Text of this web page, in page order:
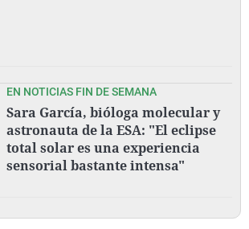
EN NOTICIAS FIN DE SEMANA
Sara García, bióloga molecular y
astronauta de la ESA: "El eclipse
total solar es una experiencia
sensorial bastante intensa"